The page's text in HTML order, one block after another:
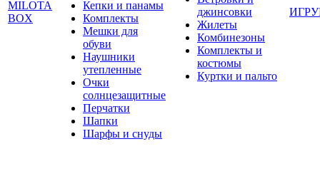
MILOTA
BOX
Кепки и панамы
Комплекты
Мешки для
обуви
Наушники
утепленные
Очки
солнцезащитные
Перчатки
Шапки
Шарфы и снуды
джинсовки
Жилеты
Комбинезоны
Комплекты и
костюмы
Куртки и пальто